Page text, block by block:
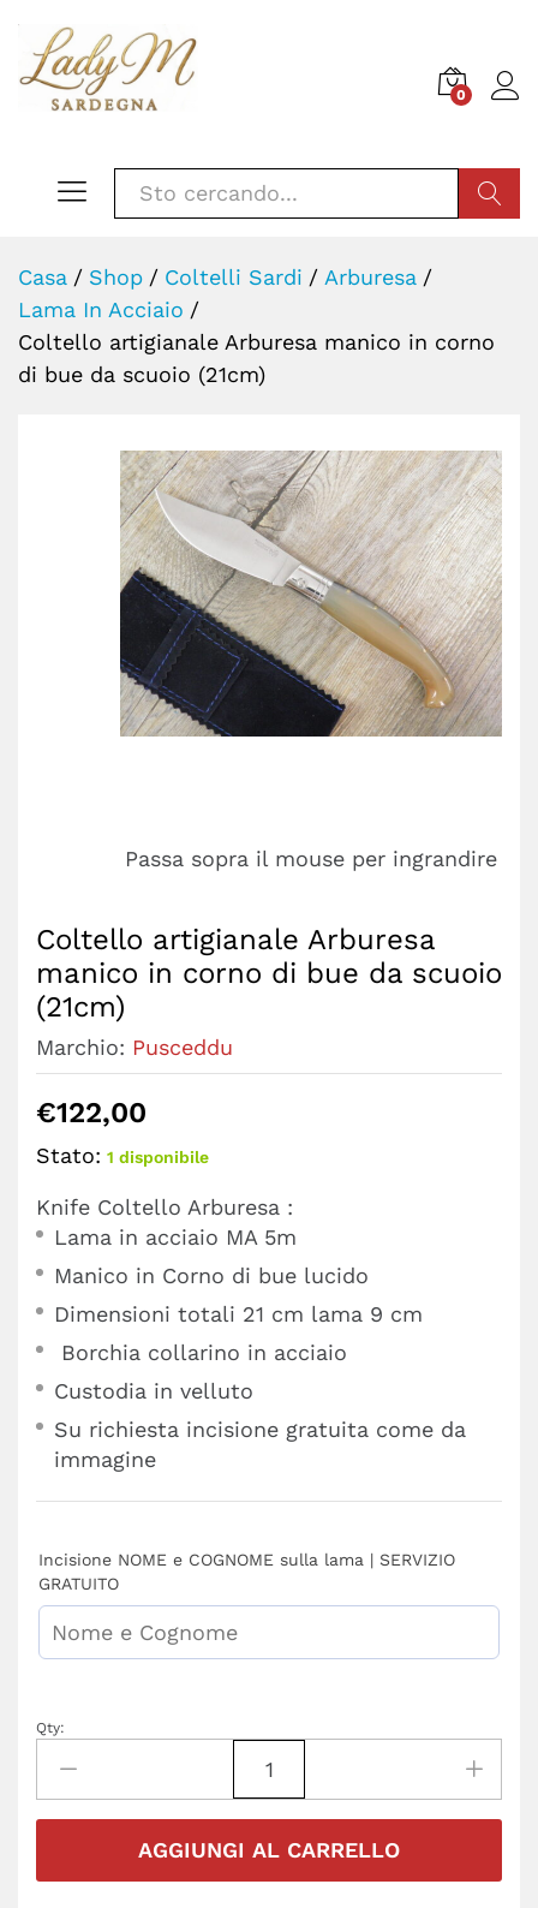
0
Casa / Shop / Coltelli Sardi / Arburesa /
Lama In Acciaio /
Coltello artigianale Arburesa manico in corno
di bue da scuoio (21cm)
Passa sopra il mouse per ingrandire
Coltello artigianale Arburesa
manico in corno di bue da scuoio
(21cm)
Marchio: Pusceddu
€122,00
Stato: 1 disponibile
Knife Coltello Arburesa :
Lama in acciaio MA 5m
Manico in Corno di bue lucido
Dimensioni totali 21 cm lama 9 cm
Borchia collarino in acciaio
Custodia in velluto
Su richiesta incisione gratuita come da
immagine
Incisione NOME e COGNOME sulla lama | SERVIZIO
GRATUITO
Qty:
AGGIUNGI AL CARRELLO